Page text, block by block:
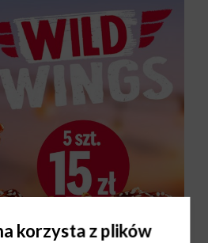
korzysta z plików